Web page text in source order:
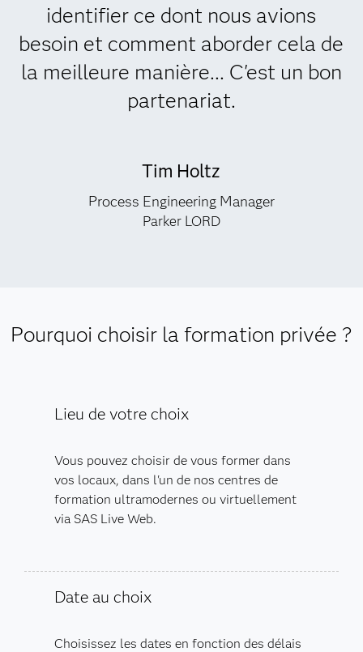
identifier ce dont nous avions
besoin et comment aborder cela de
la meilleure manière... C'est un bon
partenariat.
Tim Holtz
Process Engineering Manager
Parker LORD
Pourquoi choisir la formation privée ?
Lieu de votre choix
Vous pouvez choisir de vous former dans
vos locaux, dans l'un de nos centres de
formation ultramodernes ou virtuellement
via SAS Live Web.
Date au choix
Choisissez les dates en fonction des délais